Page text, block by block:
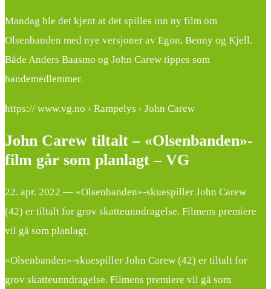
Mandag ble det kjent at det spilles inn ny film om
Olsenbanden med nye versjoner av Egon, Benny og Kjell.
Både Anders Baasmo og John Carew tippes som
bandemedlemmer.
https:// www.vg.no › Rampelys › John Carew
John Carew tiltalt – «Olsenbanden»-
film går som planlagt – VG
22. apr. 2022 — «Olsenbanden»-skuespiller John Carew
(42) er tiltalt for grov skatteunndragelse. Filmens premiere
vil gå som planlagt.
«Olsenbanden»-skuespiller John Carew (42) er tiltalt for
grov skatteunndragelse. Filmens premiere vil gå som